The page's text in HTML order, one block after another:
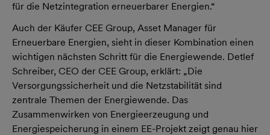
für die Netzintegration erneuerbarer Energien.“
Auch der Käufer CEE Group, Asset Manager für
Erneuerbare Energien, sieht in dieser Kombination einen
wichtigen nächsten Schritt für die Energiewende. Detlef
Schreiber, CEO der CEE Group, erklärt: „Die
Versorgungssicherheit und die Netzstabilität sind
zentrale Themen der Energiewende. Das
Zusammenwirken von Energieerzeugung und
Energiespeicherung in einem EE-Projekt zeigt genau hier